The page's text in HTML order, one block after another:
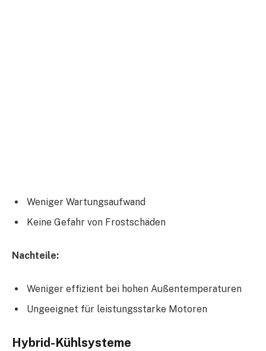
Weniger Wartungsaufwand
Keine Gefahr von Frostschäden
Nachteile:
Weniger effizient bei hohen Außentemperaturen
Ungeeignet für leistungsstarke Motoren
Hybrid-Kühlsysteme